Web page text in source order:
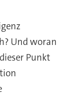
Und woran
Punkt